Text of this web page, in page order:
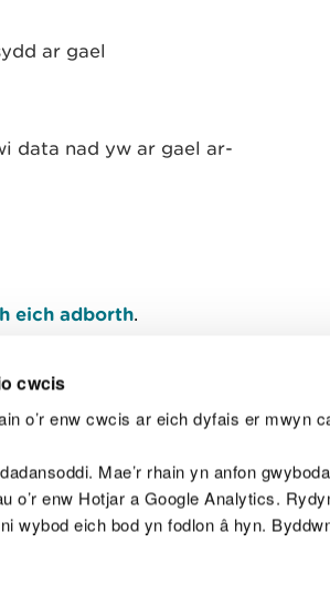
cwcis
o’r enw cwcis ar eich dyfais er mwyn
Mae’r rhain yn anfon
o’r enw Hotjar a Google Analytics.
wybod eich bod yn fodlon â hyn.
ar gael
data nad yw ar gael ar-
eich adborth.